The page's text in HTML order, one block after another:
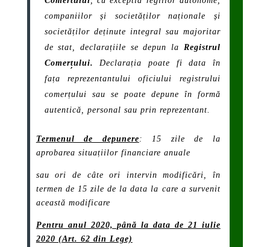
companiilor și societăților naționale și
societăților deținute integral sau majoritar
de stat, declarațiile se depun la Registrul
Comerțului. Declarația poate fi data în
fața reprezentantului oficiului registrului
comerțului sau se poate depune în formă
autentică, personal sau prin reprezentant.
Termenul de depunere : 15 zile de la
aprobarea situațiilor financiare anuale
sau ori de câte ori intervin modificări, în
termen de 15 zile de la data la care a survenit
această modificare
Pentru anul 2020, până la data de 21 iulie
2020 (Art. 62 din Lege)